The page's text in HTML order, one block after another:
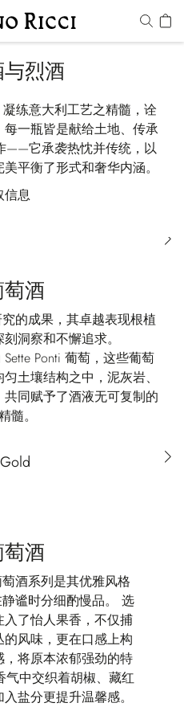
烈酒
练意大利工艺之精髓，诠
一瓶皆是献给土地、传承
——它承袭热忱并传统，以
平衡了形式和奢华内涵。
信息
酒
的成果，其卓越表现根植
洞察和不懈追求。
Ponti 葡萄，这些葡萄
土壤结构之中，泥灰岩、
同赋予了酒液无可复制的
髓。
酒
酒系列是其优雅风格
谧时分细酌慢品。 选
了怡人果香，不仅捕
风味，更在口感上构
将原本浓郁强劲的特
气中交织着胡椒、藏红
盐分更提升温馨感。